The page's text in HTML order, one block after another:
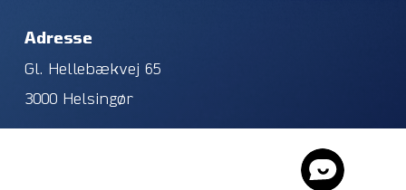
Adresse
Gl. Hellebækvej 65
3000 Helsingør